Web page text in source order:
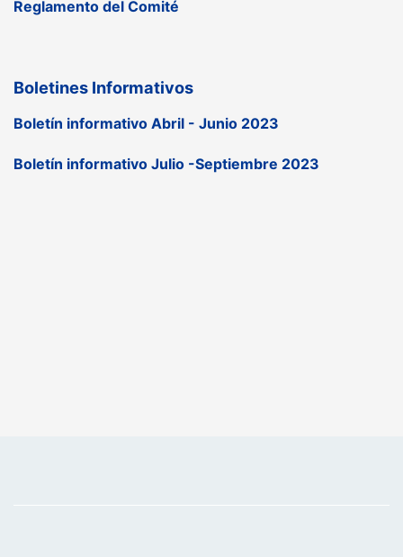
Reglamento del Comité
Boletines Informativos
Boletín informativo Abril - Junio 2023
Boletín informativo Julio -Septiembre 2023